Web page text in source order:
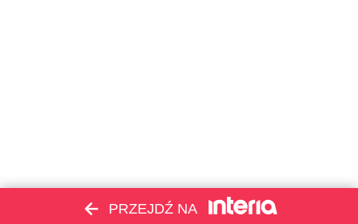
PRZEJDŹ NA